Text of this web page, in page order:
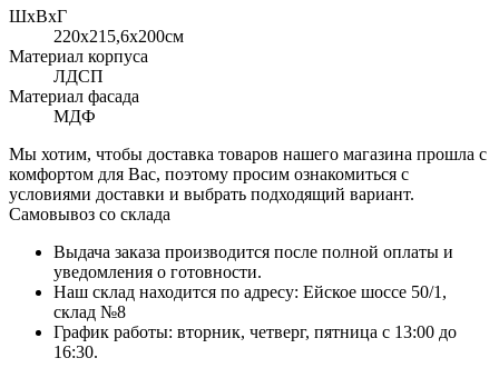
ШхВхГ
220x215,6х200см
Материал корпуса
ЛДСП
Материал фасада
МДФ
Мы хотим, чтобы доставка товаров нашего магазина прошла с
комфортом для Вас, поэтому просим ознакомиться с
условиями доставки и выбрать подходящий вариант.
Самовывоз со склада
Выдача заказа производится после полной оплаты и
уведомления о готовности.
Наш склад находится по адресу: Ейское шоссе 50/1,
склад №8
График работы: вторник, четверг, пятница с 13:00 до
16:30.